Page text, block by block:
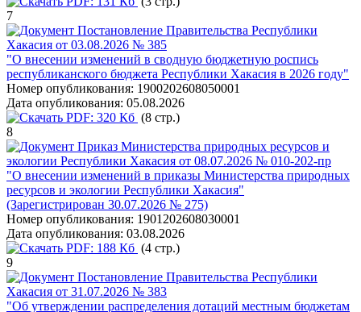
7
Постановление Правительства Республики
Хакасия от 03.08.2026 № 385
"О внесении изменений в сводную бюджетную роспись
республиканского бюджета Республики Хакасия в 2026 году"
Номер опубликования: 1900202608050001
Дата опубликования: 05.08.2026
PDF: 320 Кб (8 стр.)
8
Приказ Министерства природных ресурсов и
экологии Республики Хакасия от 08.07.2026 № 010-202-пр
"О внесении изменений в приказы Министерства природных
ресурсов и экологии Республики Хакасия"
(Зарегистрирован 30.07.2026 № 275)
Номер опубликования: 1901202608030001
Дата опубликования: 03.08.2026
PDF: 188 Кб (4 стр.)
9
Постановление Правительства Республики
Хакасия от 31.07.2026 № 383
"Об утверждении распределения дотаций местным бюджетам